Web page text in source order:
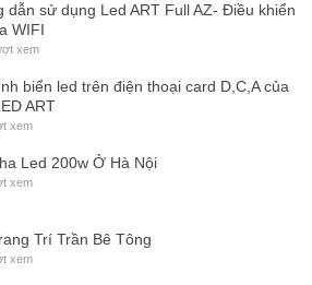
dẫn sử dụng Led ART Full AZ- Điều khiển
WIFI
xem
biển led trên điện thoại card D,C,A của
ART
xem
Led 200w Ở Hà Nội
xem
Trí Trần Bê Tông
xem